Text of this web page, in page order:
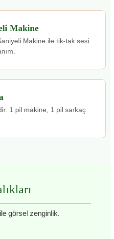
Makine
Makine ile tik-tak sesi
1 pil makine, 1 pil sarkaç
görsel zenginlik.